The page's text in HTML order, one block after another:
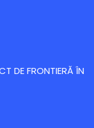
DE FRONTIERĂ ÎN